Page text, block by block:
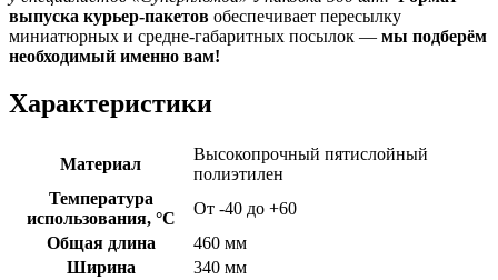
выпуска курьер-пакетов обеспечивает пересылку
миниатюрных и средне-габаритных посылок — мы подберём
необходимый именно вам!
Характеристики
Материал
Высокопрочный пятислойный
полиэтилен
Температура
использования, °C
От -40 до +60
Общая длина
460 мм
Ширина
340 мм